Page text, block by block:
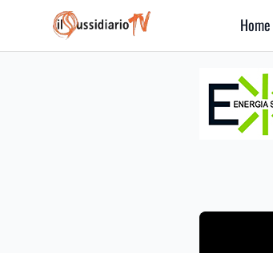
IlSussidiario TV
Home